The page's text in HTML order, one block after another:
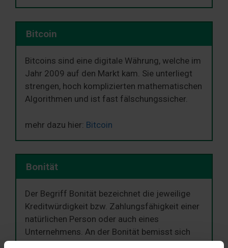
Bitcoin
Bitcoins sind eine digitale Währung, welche im
Jahr 2009 auf den Markt kam. Sie unterliegt
strengen, hoch komplizierten mathematischen
Algorithmen und ist fast fälschungssicher.
mehr dazu hier: Bitcoin
Bonität
Der Begriff Bonität bezeichnet die jeweilige
Kreditwürdigkeit bzw. Zahlungsfähigkeit einer
natürlichen Person oder auch eines
Unternehmens. An der Bonität bemisst sich